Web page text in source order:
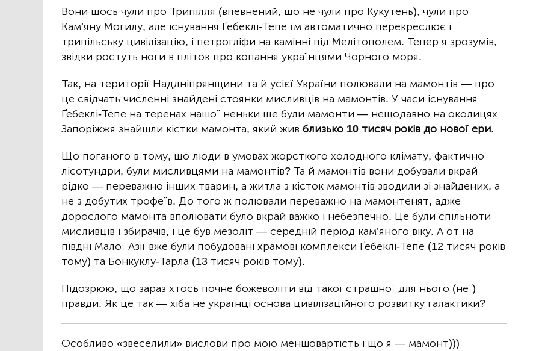
Вони щось чули про Трипілля (впевнений, що не чули про Кукутень), чули про
Кам’яну Могилу, але існування Ґебеклі-Тепе їм автоматично перекреслює і
трипільську цивілізацію, і петрогліфи на камінні під Мелітополем. Тепер я зрозумів,
звідки ростуть ноги в пліток про копання українцями Чорного моря.
Так, на території Наддніпрянщини та й усієї України полювали на мамонтів — про
це свідчать численні знайдені стоянки мисливців на мамонтів. У часи існування
Ґебеклі-Тепе на теренах нашої неньки ще були мамонти — нещодавно на околицях
Запоріжжя знайшли кістки мамонта, який жив близько 10 тисяч років до нової ери.
Що поганого в тому, що люди в умовах жорсткого холодного клімату, фактично
лісотундри, були мисливцями на мамонтів? Та й мамонтів вони добували вкрай
рідко — переважно інших тварин, а житла з кісток мамонтів зводили зі знайдених, а
не з добутих трофеїв. До того ж полювали переважно на мамонтенят, адже
дорослого мамонта вполювати було вкрай важко і небезпечно. Це були спільноти
мисливців і збирачів, і це був мезоліт — середній період кам’яного віку. А от на
півдні Малої Азії вже були побудовані храмові комплекси Ґебеклі-Тепе (12 тисяч років
тому) та Бонкуклу-Тарла (13 тисяч років тому).
Підозрюю, що зараз хтось почне божеволіти від такої страшної для нього (неї)
правди. Як це так — хіба не українці основа цивілізаційного розвитку галактики?
Особливо «звеселили» вислови про мою меншовартість і що я — мамонт)))